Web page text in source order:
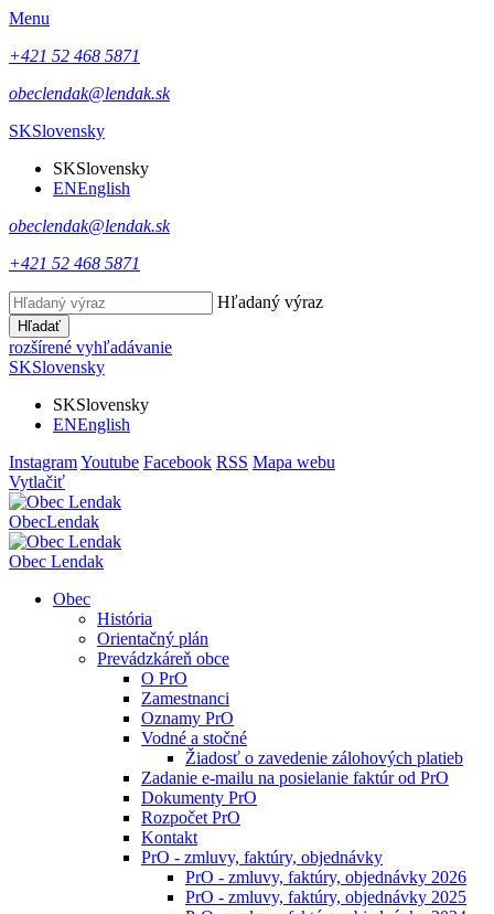
Menu
+421 52 468 5871
obeclendak@lendak.sk
SKSlovensky
SKSlovensky
ENEnglish
obeclendak@lendak.sk
+421 52 468 5871
Hľadaný výraz
Hľadať
rozšírené vyhľadávanie
SKSlovensky
SKSlovensky
ENEnglish
InstagramYoutube Facebook RSS Mapa webu
Vytlačiť
ObecLendak
Obec Lendak
Obec
História
Orientačný plán
Prevádzkáreň obce
O PrO
Zamestnanci
Oznamy PrO
Vodné a stočné
Žiadosť o zavedenie zálohových platieb
Zadanie e-mailu na posielanie faktúr od PrO
Dokumenty PrO
Rozpočet PrO
Kontakt
PrO - zmluvy, faktúry, objednávky
PrO - zmluvy, faktúry, objednávky 2026
PrO - zmluvy, faktúry, objednávky 2025